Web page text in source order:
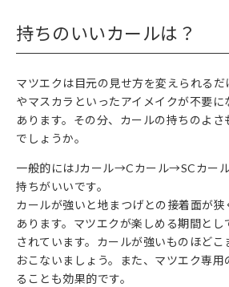
持ちのいいカールは？
マツエクは目元の見せ方を変えられる
やマスカラといったアイメイクが不要
あります。その分、カールの持ちのよ
でしょうか。
一般的にはJカール→Cカール→SCカー
持ちがいいです。
カールが強いと地まつげとの接着面が
あります。マツエクが楽しめる期間と
されています。カールが強いものほど
おこないましょう。また、マツエク専
ることも効果的です。